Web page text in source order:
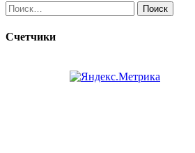
Найти:
Счетчики